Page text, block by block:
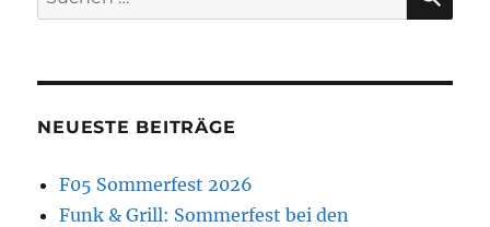
nach:
NEUESTE BEITRÄGE
F05 Sommerfest 2026
Funk & Grill: Sommerfest bei den